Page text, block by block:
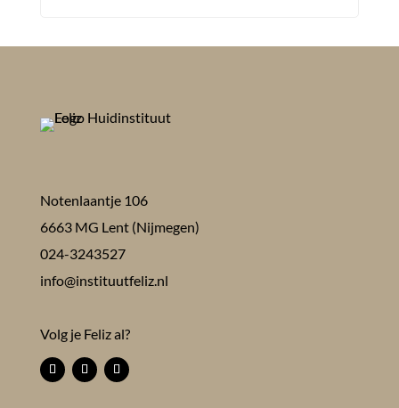
Notenlaantje 106
6663 MG Lent (Nijmegen)
024-3243527
info@instituutfeliz.nl
Volg je Feliz al?